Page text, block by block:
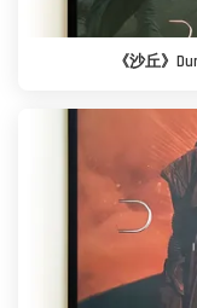
《沙丘》